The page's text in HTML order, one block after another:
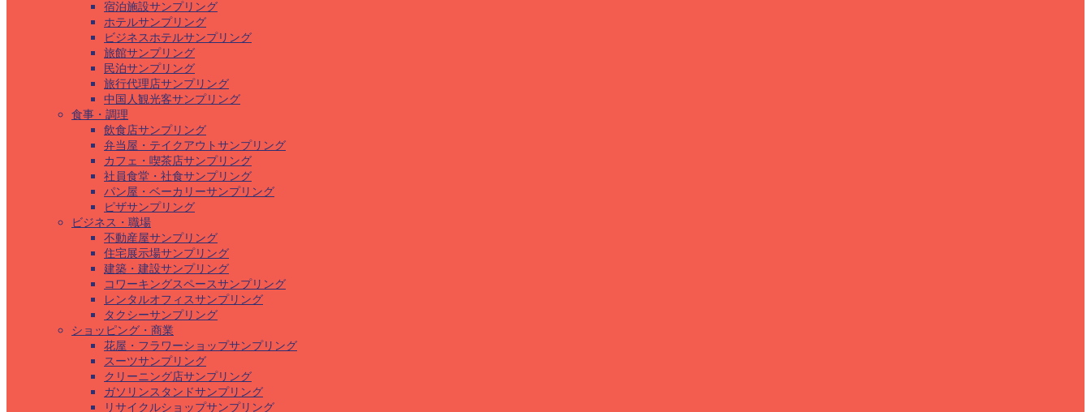
宿泊施設サンプリング
ホテルサンプリング
ビジネスホテルサンプリング
旅館サンプリング
民泊サンプリング
旅行代理店サンプリング
中国人観光客サンプリング
食事・調理
飲食店サンプリング
弁当屋・テイクアウトサンプリング
カフェ・喫茶店サンプリング
社員食堂・社食サンプリング
パン屋・ベーカリーサンプリング
ピザサンプリング
ビジネス・職場
不動産屋サンプリング
住宅展示場サンプリング
建築・建設サンプリング
コワーキングスペースサンプリング
レンタルオフィスサンプリング
タクシーサンプリング
ショッピング・商業
花屋・フラワーショップサンプリング
スーツサンプリング
クリーニング店サンプリング
ガソリンスタンドサンプリング
リサイクルショップサンプリング